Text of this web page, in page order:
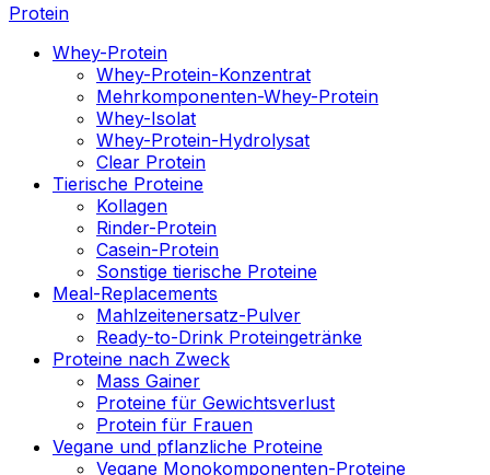
Protein
Whey-Protein
Whey-Protein-Konzentrat
Mehrkomponenten-Whey-Protein
Whey-Isolat
Whey-Protein-Hydrolysat
Clear Protein
Tierische Proteine
Kollagen
Rinder-Protein
Casein-Protein
Sonstige tierische Proteine
Meal-Replacements
Mahlzeitenersatz-Pulver
Ready-to-Drink Proteingetränke
Proteine nach Zweck
Mass Gainer
Proteine für Gewichtsverlust
Protein für Frauen
Vegane und pflanzliche Proteine
Vegane Monokomponenten-Proteine